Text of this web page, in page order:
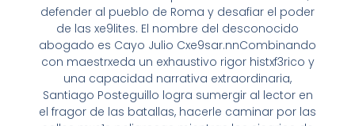
defender al pueblo de Roma y desafiar el poder
de las xe9lites. El nombre del desconocido
abogado es Cayo Julio Cxe9sar.nnCombinando
con maestrxeda un exhaustivo rigor histxf3rico y
una capacidad narrativa extraordinaria,
Santiago Posteguillo logra sumergir al lector en
el fragor de las batallas, hacerle caminar por las